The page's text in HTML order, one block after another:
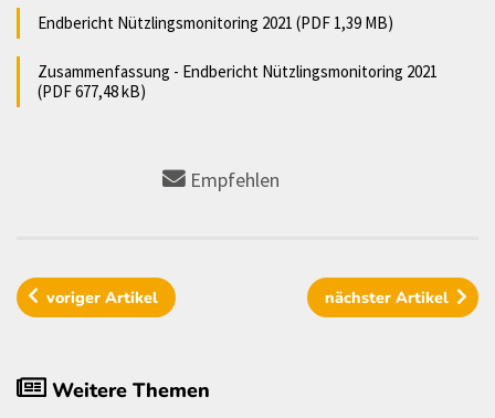
Endbericht Nützlingsmonitoring 2021 (PDF 1,39 MB)
Zusammenfassung - Endbericht Nützlingsmonitoring 2021
(PDF 677,48 kB)
Empfehlen
vorigerArtikel nächster Artikel
Weitere Themen